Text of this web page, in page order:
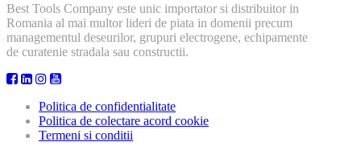
Best Tools Company este unic importator si distribuitor in
Romania al mai multor lideri de piata in domenii precum
managementul deseurilor, grupuri electrogene, echipamente
de curatenie stradala sau constructii.
Politica de confidentialitate
Politica de colectare acord cookie
Termeni si conditii